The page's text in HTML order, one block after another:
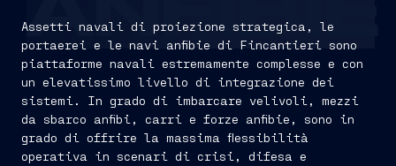
ANFIBIE
Assetti navali di proiezione strategica, le
portaerei e le navi anfibie di Fincantieri sono
piattaforme navali estremamente complesse e con
un elevatissimo livello di integrazione dei
sistemi. In grado di imbarcare velivoli, mezzi
da sbarco anfibi, carri e forze anfibie, sono in
grado di offrire la massima flessibilità
operativa in scenari di crisi, difesa e